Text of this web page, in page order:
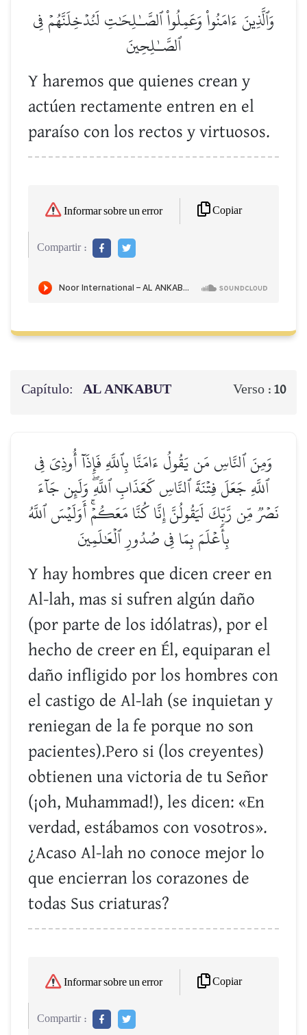
وَٱلَّذِينَ ءَامَنُواْ وَعَمِلُواْ ٱلصَّـٰلِحَٰتِ لَنُدۡخِلَنَّهُمۡ فِي
ٱلصَّـٰلِحِينَ
Y haremos que quienes crean y
actúen rectamente entren en el
paraíso con los rectos y virtuosos.
Informar sobre un error Copiar
Compartir :
Capítulo: AL ANKABUT Verso : 10
وَمِنَ ٱلنَّاسِ مَن يَقُولُ ءَامَنَّا بِٱللَّهِ فَإِذَآ أُوذِيَ فِي
ٱللَّهِ جَعَلَ فِتۡنَةَ ٱلنَّاسِ كَعَذَابِ ٱللَّهِۖ وَلَئِن جَآءَ
نَصۡرٞ مِّن رَّبِّكَ لَيَقُولُنَّ إِنَّا كُنَّا مَعَكُمۡۚ أَوَلَيۡسَ ٱللَّهُ
بِأَعۡلَمَ بِمَا فِي صُدُورِ ٱلۡعَٰلَمِينَ
Y hay hombres que dicen creer en
Al-lah, mas si sufren algún daño
(por parte de los idólatras), por el
hecho de creer en Él, equiparan el
daño infligido por los hombres con
el castigo de Al-lah (se inquietan y
reniegan de la fe porque no son
pacientes).Pero si (los creyentes)
obtienen una victoria de tu Señor
(¡oh, Muhammad!), les dicen: «En
verdad, estábamos con vosotros».
¿Acaso Al-lah no conoce mejor lo
que encierran los corazones de
todas Sus criaturas?
Informar sobre un error Copiar
Compartir :